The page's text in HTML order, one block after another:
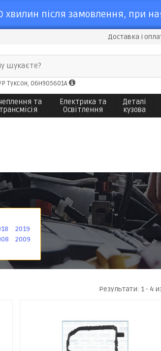
після замовлення, при
Доставка і
шукаєте?
Туксон, 06H905601A
та
трансмісія
Електрика та
Освітлення
Деталі
кузова
2019
2009
Результати: 1 - 4